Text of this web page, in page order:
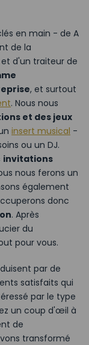
en main - de A
de la
d'un traiteur de
, et surtout
. Nous nous
et des jeux
insert musical -
ou un DJ.
invitations
nous ferons un
également
donc
. Après
du
pour vous.
par de
satisfaits qui
par le type
un coup d'œil à
de
transformé